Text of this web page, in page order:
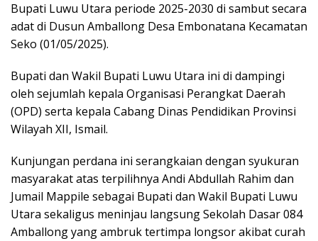
Bupati Luwu Utara periode 2025-2030 di sambut secara
adat di Dusun Amballong Desa Embonatana Kecamatan
Seko (01/05/2025).
Bupati dan Wakil Bupati Luwu Utara ini di dampingi
oleh sejumlah kepala Organisasi Perangkat Daerah
(OPD) serta kepala Cabang Dinas Pendidikan Provinsi
Wilayah XII, Ismail.
Kunjungan perdana ini serangkaian dengan syukuran
masyarakat atas terpilihnya Andi Abdullah Rahim dan
Jumail Mappile sebagai Bupati dan Wakil Bupati Luwu
Utara sekaligus meninjau langsung Sekolah Dasar 084
Amballong yang ambruk tertimpa longsor akibat curah